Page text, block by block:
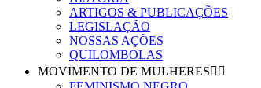
ARTIGOS & PUBLICAÇÕES
LEGISLAÇÃO
NOSSAS AÇÕES
QUILOMBOLAS
MOVIMENTO DE MULHERES